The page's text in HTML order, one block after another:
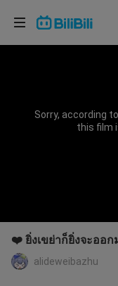
Sorry, according
this film
❤️ ยิ่งเขย่าก็ยิ่งจะออก
alideweibazhu
เลือกภาษา